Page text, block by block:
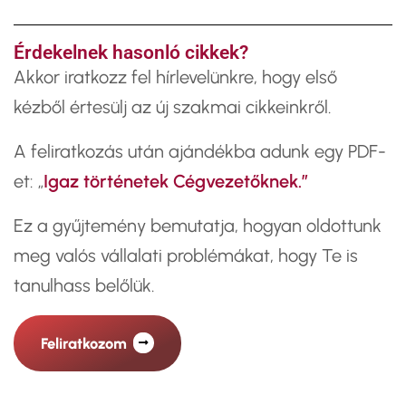
Érdekelnek hasonló cikkek?
​Akkor iratkozz fel hírlevelünkre, hogy első
kézből értesülj az új szakmai cikkeinkről.
A feliratkozás után ajándékba adunk egy PDF-
et: „Igaz történetek Cégvezetőknek.”
Ez a gyűjtemény bemutatja, hogyan oldottunk
meg valós vállalati problémákat, hogy Te is
tanulhass belőlük.
Feliratkozom